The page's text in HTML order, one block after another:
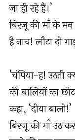
जा ही रहे हैं।’
बिरजू की माँ के
है नाच! लौटा दो
‘चंपिया-ह! उठती
की बालियों का
कहा, ‘दीया बालो!’
बिरजू की माँ उठ